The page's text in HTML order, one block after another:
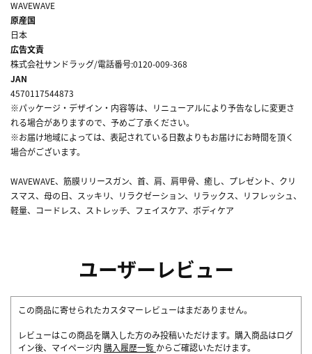
WAVEWAVE
原産国
日本
広告文責
株式会社サンドラッグ/電話番号:0120-009-368
JAN
4570117544873
※パッケージ・デザイン・内容等は、リニューアルにより予告なしに変更さ
れる場合がありますので、予めご了承ください。
※お届け地域によっては、表記されている日数よりもお届けにお時間を頂く
場合がございます。
WAVEWAVE、筋膜リリースガン、首、肩、肩甲骨、癒し、プレゼント、クリ
スマス、母の日、スッキリ、リラクゼーション、リラックス、リフレッシュ、
軽量、コードレス、ストレッチ、フェイスケア、ボディケア
ユーザーレビュー
この商品に寄せられたカスタマーレビューはまだありません。
レビューはこの商品を購入した方のみ投稿いただけます。購入商品はログ
イン後、マイページ内 購入履歴一覧 からご確認いただけます。